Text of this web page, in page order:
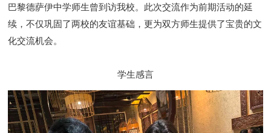
巴黎德萨伊中学师生曾到访我校。此次交流作为前期活动的延
续，不仅巩固了两校的友谊基础，更为双方师生提供了宝贵的文
化交流机会。
学生感言